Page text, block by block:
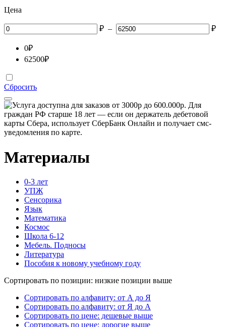
Цена
₽ – ₽
0₽
62500₽
Сбросить
Материалы
0-3 лет
УПЖ
Сенсорика
Язык
Математика
Космос
Школа 6-12
Мебель. Подносы
Литература
Пособия к новому учебному году
Сортировать по позиции: низкие позиции выше
Сортировать по алфавиту: от А до Я
Сортировать по алфавиту: от Я до А
Сортировать по цене: дешевые выше
Сортировать по цене: дорогие выше